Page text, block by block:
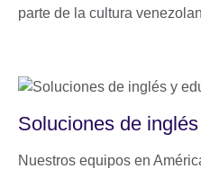
parte de la cultura
Soluciones de
Nuestros equipos en